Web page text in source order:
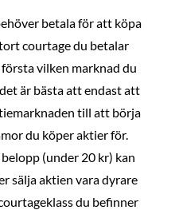
betala för att köpa
courtage du betalar
vilken marknad du
är bästa att endast att
till att börja
du köper aktier för.
(under 20 kr) kan
sälja aktien vara dyrare
du befinner